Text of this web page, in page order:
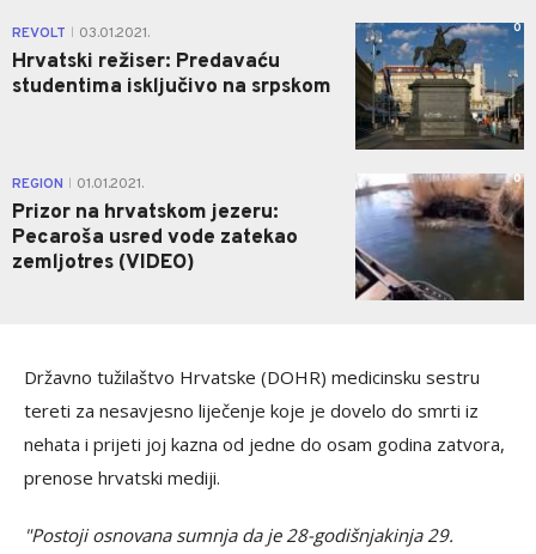
REVOLT 03.01.2021.
Hrvatski režiser: Predavaću
studentima isključivo na srpskom
0
REGION 01.01.2021.
Prizor na hrvatskom jezeru:
Pecaroša usred vode zatekao
zemljotres (VIDEO)
0
Državno tužilaštvo Hrvatske (DOHR) medicinsku sestru
tereti za nesavjesno liječenje koje je dovelo do smrti iz
nehata i prijeti joj kazna od jedne do osam godina zatvora,
prenose hrvatski mediji.
"Postoji osnovana sumnja da je 28-godišnjakinja 29.